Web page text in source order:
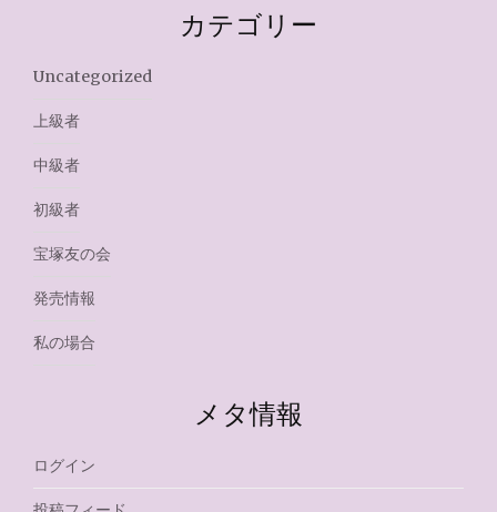
カテゴリー
Uncategorized
上級者
中級者
初級者
宝塚友の会
発売情報
私の場合
メタ情報
ログイン